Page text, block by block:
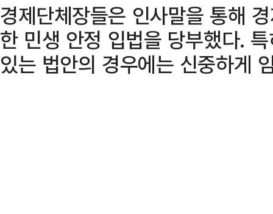
경제단체장들은 인사말을 통해
한 민생 안정 입법을 당부했다.
있는 법안의 경우에는 신중하게